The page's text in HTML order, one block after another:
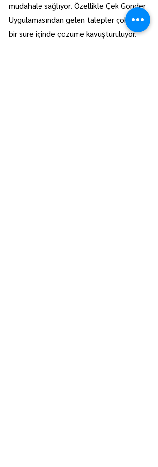
müdahale sağlıyor. Özellikle Çek Gönder
Uygulamasından gelen talepler çok kısa
bir süre içinde çözüme kavuşturuluyor.